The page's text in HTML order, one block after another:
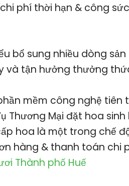
phí thời hạn & công
bổ sung nhiều dòng
và tận hưởng thưởng
mềm công nghệ tiên
Thương Mại đặt hoa sinh
hoa là một trong chế
hàng & thanh toán chi
Thành phố Huế